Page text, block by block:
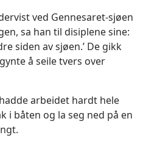
ved Gennesaret-sjøen
sa han til disiplene sine:
siden av sjøen.’ De gikk
å seile tvers over
arbeidet hardt hele
i båten og la seg ned på en